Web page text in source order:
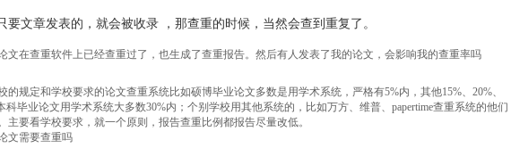
要文章发表的，就会被收录 ，那查重的时候，当然会查到重复了。
文在查重软件上已经查重过了，也生成了查重报告。然后有人发表了我的论文，会影响我的查重率吗
的规定和学校要求的论文查重系统比如硕博毕业论文多数是用学术系统，严格有5%内，其他15%、20%、
科毕业论文用学术系统大多数30%内；个别学校用其他系统的，比如万方、维普、papertime查重系统的他们
主要看学校要求，就一个原则，报告查重比例都报告尽量改低。
文需要查重吗